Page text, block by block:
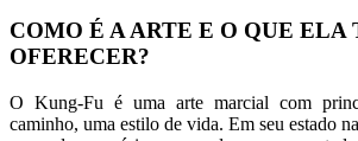
COMO É A ARTE E O QUE ELA
OFERECER?
O Kung-Fu é uma arte marcial com
caminho, uma estilo de vida. Em seu estado